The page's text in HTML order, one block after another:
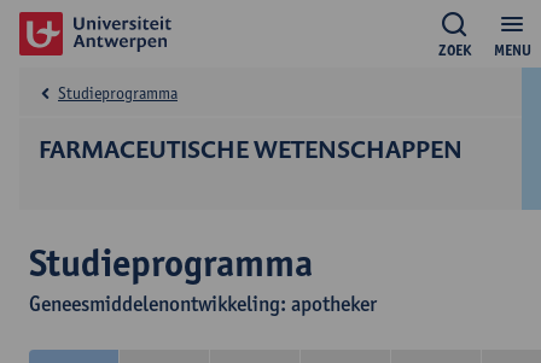
MENU
ZOEK
FARMACEUTISCHE WETENSCHAPPEN
Studieprogramma
Studieprogramma
Geneesmiddelenontwikkeling: apotheker